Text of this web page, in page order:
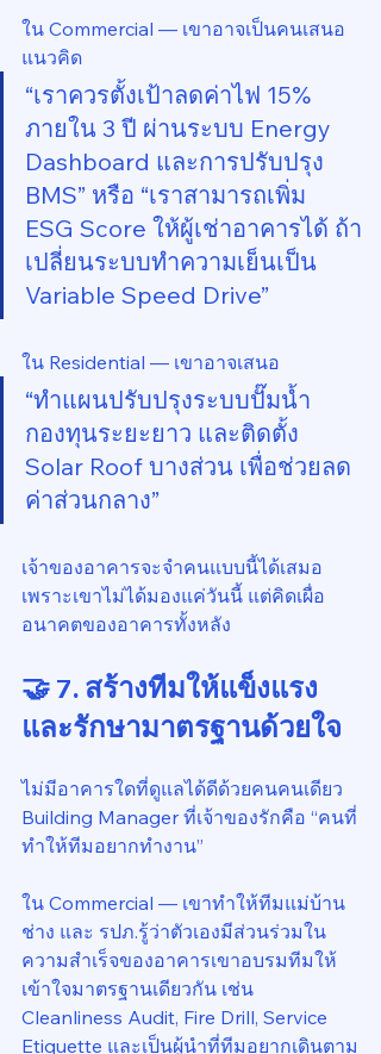
ใน Commercial — เขาอาจเป็นคนเสนอ
แนวคิด
“เราควรตั้งเป้าลดค่าไฟ 15%
ภายใน 3 ปี ผ่านระบบ Energy
Dashboard และการปรับปรุง
BMS” หรือ “เราสามารถเพิ่ม
ESG Score ให้ผู้เช่าอาคารได้ ถ้า
เปลี่ยนระบบทำความเย็นเป็น
Variable Speed Drive”
ใน Residential — เขาอาจเสนอ
“ทำแผนปรับปรุงระบบปั๊มน้ำ
กองทุนระยะยาว และติดตั้ง
Solar Roof บางส่วน เพื่อช่วยลด
ค่าส่วนกลาง”
เจ้าของอาคารจะจำคนแบบนี้ได้เสมอ
เพราะเขาไม่ได้มองแค่วันนี้ แต่คิดเผื่อ
อนาคตของอาคารทั้งหลัง
🤝 7. สร้างทีมให้แข็งแรง
และรักษามาตรฐานด้วยใจ
ไม่มีอาคารใดที่ดูแลได้ดีด้วยคนคนเดียว
Building Manager ที่เจ้าของรักคือ “คนที่
ทำให้ทีมอยากทำงาน”
ใน Commercial — เขาทำให้ทีมแม่บ้าน
ช่าง และ รปภ.รู้ว่าตัวเองมีส่วนร่วมใน
ความสำเร็จของอาคารเขาอบรมทีมให้
เข้าใจมาตรฐานเดียวกัน เช่น
Cleanliness Audit, Fire Drill, Service
Etiquette และเป็นผู้นำที่ทีมอยากเดินตาม